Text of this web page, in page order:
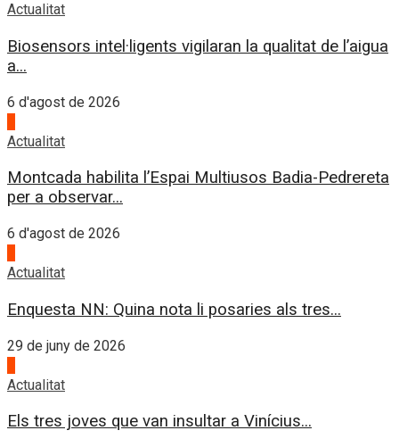
Actualitat
Biosensors intel·ligents vigilaran la qualitat de l’aigua
a...
6 d'agost de 2026
Actualitat
Montcada habilita l’Espai Multiusos Badia-Pedrereta
per a observar...
6 d'agost de 2026
Actualitat
Enquesta NN: Quina nota li posaries als tres...
29 de juny de 2026
Actualitat
Els tres joves que van insultar a Vinícius...